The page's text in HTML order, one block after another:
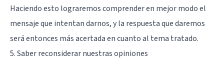
Haciendo esto lograremos comprender en mejor modo el
mensaje que intentan darnos, y la respuesta que daremos
será entonces más acertada en cuanto al tema tratado.
5. Saber reconsiderar nuestras opiniones